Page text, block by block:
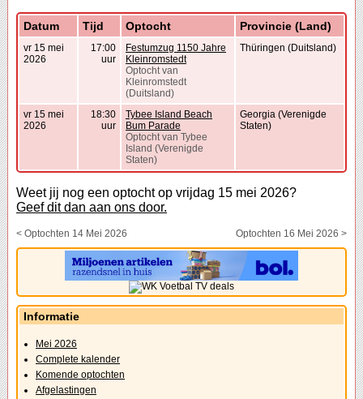
Datum Tijd Optocht Provincie (Land)
vr 15 mei
2026
17:00
uur
Festumzug 1150 Jahre
Kleinromstedt
Optocht van
Kleinromstedt
(Duitsland)
Thüringen (Duitsland)
vr 15 mei
2026
18:30
uur
Tybee Island Beach
Bum Parade
Optocht van Tybee
Island (Verenigde
Staten)
Georgia (Verenigde
Staten)
Weet jij nog een optocht op vrijdag 15 mei 2026?
Geef dit dan aan ons door.
< Optochten 14 Mei 2026 Optochten 16 Mei 2026 >
Informatie
Mei 2026
Complete kalender
Komende optochten
Afgelastingen